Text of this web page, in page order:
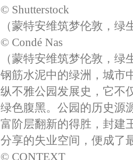
© Shutterstock
（蒙特安维筑梦伦敦，绿
© Condé Nas
（蒙特安维筑梦伦敦，绿
钢筋水泥中的绿洲，城市
纵不雅公园发展史，它不
绿色腹黑。公园的历史源
富阶层翻新的得胜，封建
分享的失业空间，便成了
© CONTEXT